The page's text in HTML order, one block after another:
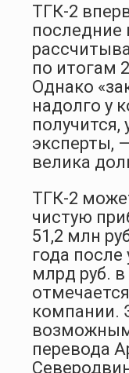
ТГК-2
последние
по итогам
Однако
надолго у
получится,
эксперты,
велика
ТГК-2
чистую
51,2 млн
года после
млрд руб. в
компании.
перевода